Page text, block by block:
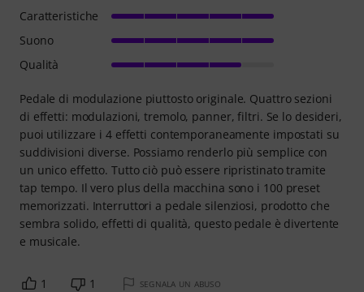
Pedale di modulazione piuttosto originale. Quattro sezioni
di effetti: modulazioni, tremolo, panner, filtri. Se lo desideri,
puoi utilizzare i 4 effetti contemporaneamente impostati su
suddivisioni diverse. Possiamo renderlo più semplice con
un unico effetto. Tutto ciò può essere ripristinato tramite
tap tempo. Il vero plus della macchina sono i 100 preset
memorizzati. Interruttori a pedale silenziosi, prodotto che
sembra solido, effetti di qualità, questo pedale è divertente
e musicale.
Caratteristiche
Suono
Qualità
1 1 SEGNALA UN ABUSO